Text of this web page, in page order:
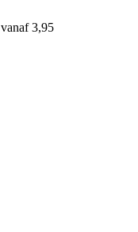
vanaf 3,95